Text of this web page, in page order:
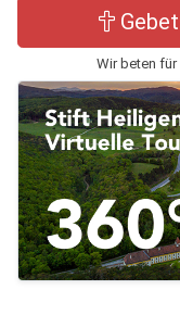
Wir beten